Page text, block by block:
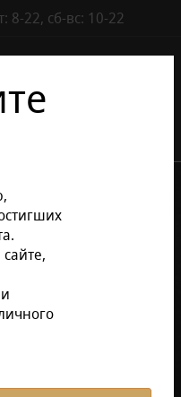
8-22, сб-вс: 10-22